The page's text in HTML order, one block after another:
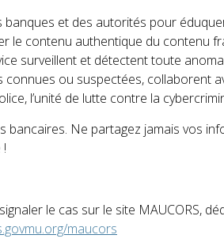
et des autorités pour
le contenu authentique du contenu
surveillent et détectent toute
ou suspectées, collaborent
l’unité de lutte contre la
bancaires. Ne partagez jamais vos
le cas sur le site MAUCORS,
maucors